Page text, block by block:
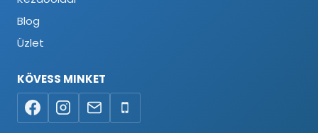
Blog
Üzlet
KÖVESS MINKET